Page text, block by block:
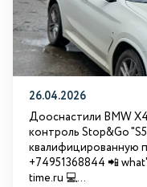
26.04.2026
Дооснастили BMW
контроль Stop&Go
квалифицированную
+74951368844 📲
time.ru 💻...